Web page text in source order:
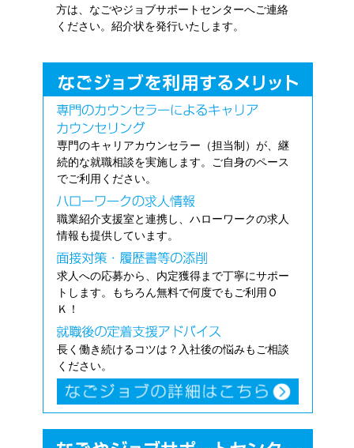
方は、なごやジョブサポートセンターへご連絡
ください。紹介状を発行いたします。
専門のキャリアカウンセラー（担当制）が、継
続的な就職相談を実施します。ご自身のペース
でご利用ください。
職業紹介支援室と連携し、ハローワークの求人
情報も提供しています。
求人への応募から、内定獲得まで丁寧にサポー
トします。もちろん無料で何度でもご利用Ｏ
Ｋ！
長く働き続けるコツは？入社後の悩みもご相談
ください。